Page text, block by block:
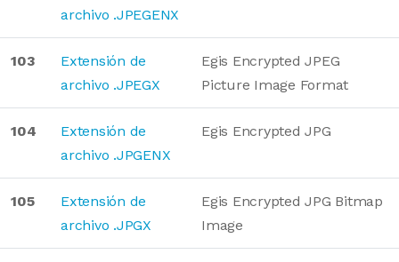
archivo .JPEGENX
103
Extensión de
archivo .JPEGX
Egis Encrypted JPEG
Picture Image Format
104
Extensión de
archivo .JPGENX
Egis Encrypted JPG
105
Extensión de
archivo .JPGX
Egis Encrypted JPG Bitmap
Image